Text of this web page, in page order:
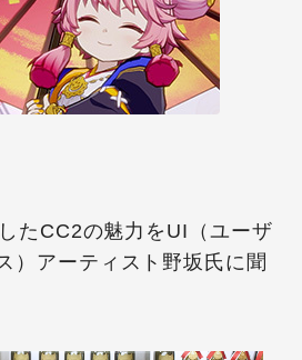
たCC2の魅力をUI（ユーザ
）アーティスト野坂氏に聞